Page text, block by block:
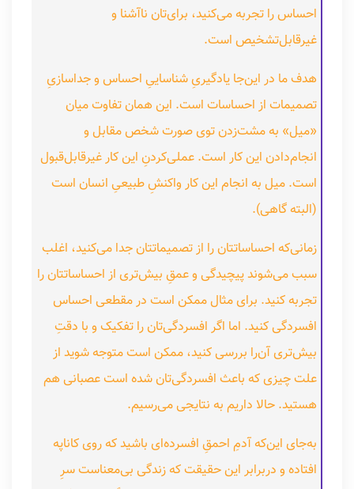
احساس را تجربه می‌کنید، برای‌تان ناآشنا و
غیرقابل‌تشخیص است.
هدف ما در این‌جا یادگیریِ شناساییِ احساس و جداسازیِ
تصمیمات از احساسات است. این همان تفاوت میان
«میل» به مشت‌زدن توی صورت شخص مقابل و
انجام‌دادن این کار است. عملی‌کردنِ این کار غیرقابل‌قبول
است. میل به انجام این کار واکنشِ طبیعیِ انسان است
(البته گاهی).
زمانی‌که احساساتتان را از تصمیماتتان جدا می‌کنید، اغلب
سبب می‌شوند پیچیدگی و عمقِ بیش‌تری از احساساتتان را
تجربه کنید. برای مثال ممکن است در مقطعی احساس
افسردگی کنید. اما اگر افسردگی‌تان را تفکیک و با دقتِ
بیش‌تری آن‌را بررسی کنید، ممکن است متوجه شوید از
علت چیزی که باعث افسردگی‌تان شده است عصبانی هم
هستید. حالا داریم به نتایجی می‌رسیم.
به‌جای این‌که آدمِ احمقِ افسرده‌ای باشید که روی کاناپه
افتاده و دربرابر این حقیقت که زندگی بی‌معناست سرِ